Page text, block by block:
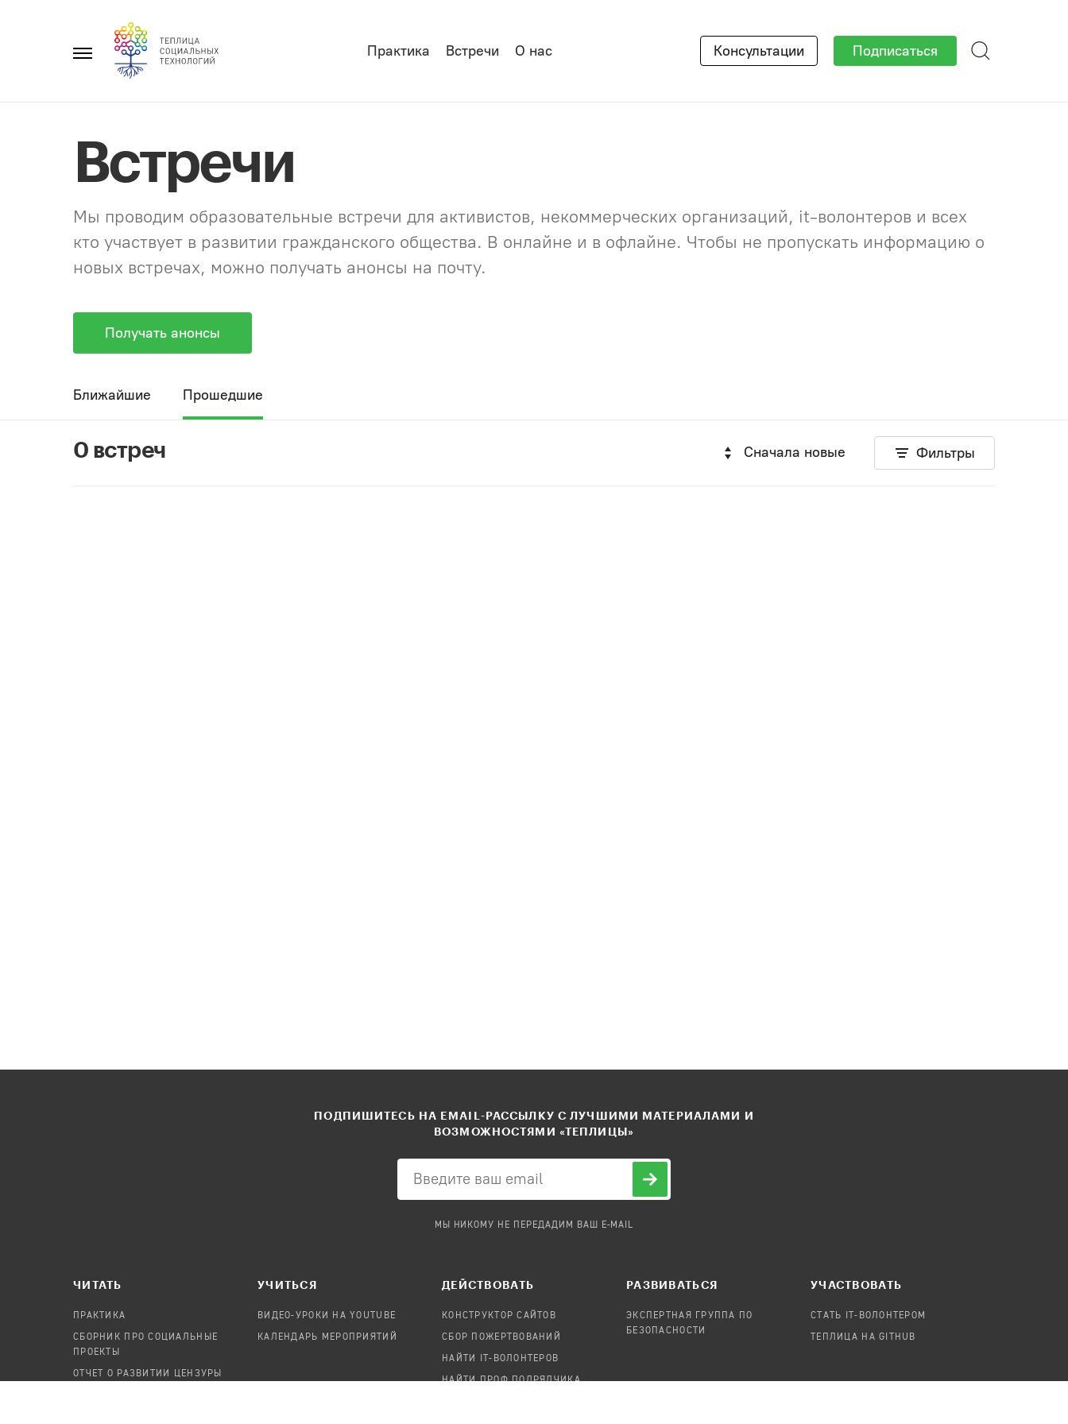
Главное
Практика Встречи О нас Консультации Подписаться
Встречи
Мы проводим образовательные встречи для активистов, некоммерческих организаций, it-волонтеров и всех
кто участвует в развитии гражданского общества. В онлайне и в офлайне. Чтобы не пропускать информацию о
новых встречах, можно получать анонсы на почту.
Получать анонсы
Ближайшие Прошедшие
0 встреч Сначала новые Фильтры
ПОДПИШИТЕСЬ НА EMAIL-РАССЫЛКУ С ЛУЧШИМИ МАТЕРИАЛАМИ И
ВОЗМОЖНОСТЯМИ «ТЕПЛИЦЫ»
МЫ НИКОМУ НЕ ПЕРЕДАДИМ ВАШ E-MAIL
ЧИТАТЬ
ПРАКТИКА
СБОРНИК ПРО СОЦИАЛЬНЫЕ
ПРОЕКТЫ
ОТЧЕТ О РАЗВИТИИ ЦЕНЗУРЫ
УЧИТЬСЯ
ВИДЕО-УРОКИ НА YOUTUBE
КАЛЕНДАРЬ МЕРОПРИЯТИЙ
ДЕЙСТВОВАТЬ
КОНСТРУКТОР САЙТОВ
СБОР ПОЖЕРТВОВАНИЙ
НАЙТИ IT-ВОЛОНТЕРОВ
НАЙТИ ПРОФ.ПОДРЯДЧИКА
РАЗВИВАТЬСЯ
ЭКСПЕРТНАЯ ГРУППА ПО
БЕЗОПАСНОСТИ
УЧАСТВОВАТЬ
СТАТЬ IT-ВОЛОНТЕРОМ
ТЕПЛИЦА НА GITHUB